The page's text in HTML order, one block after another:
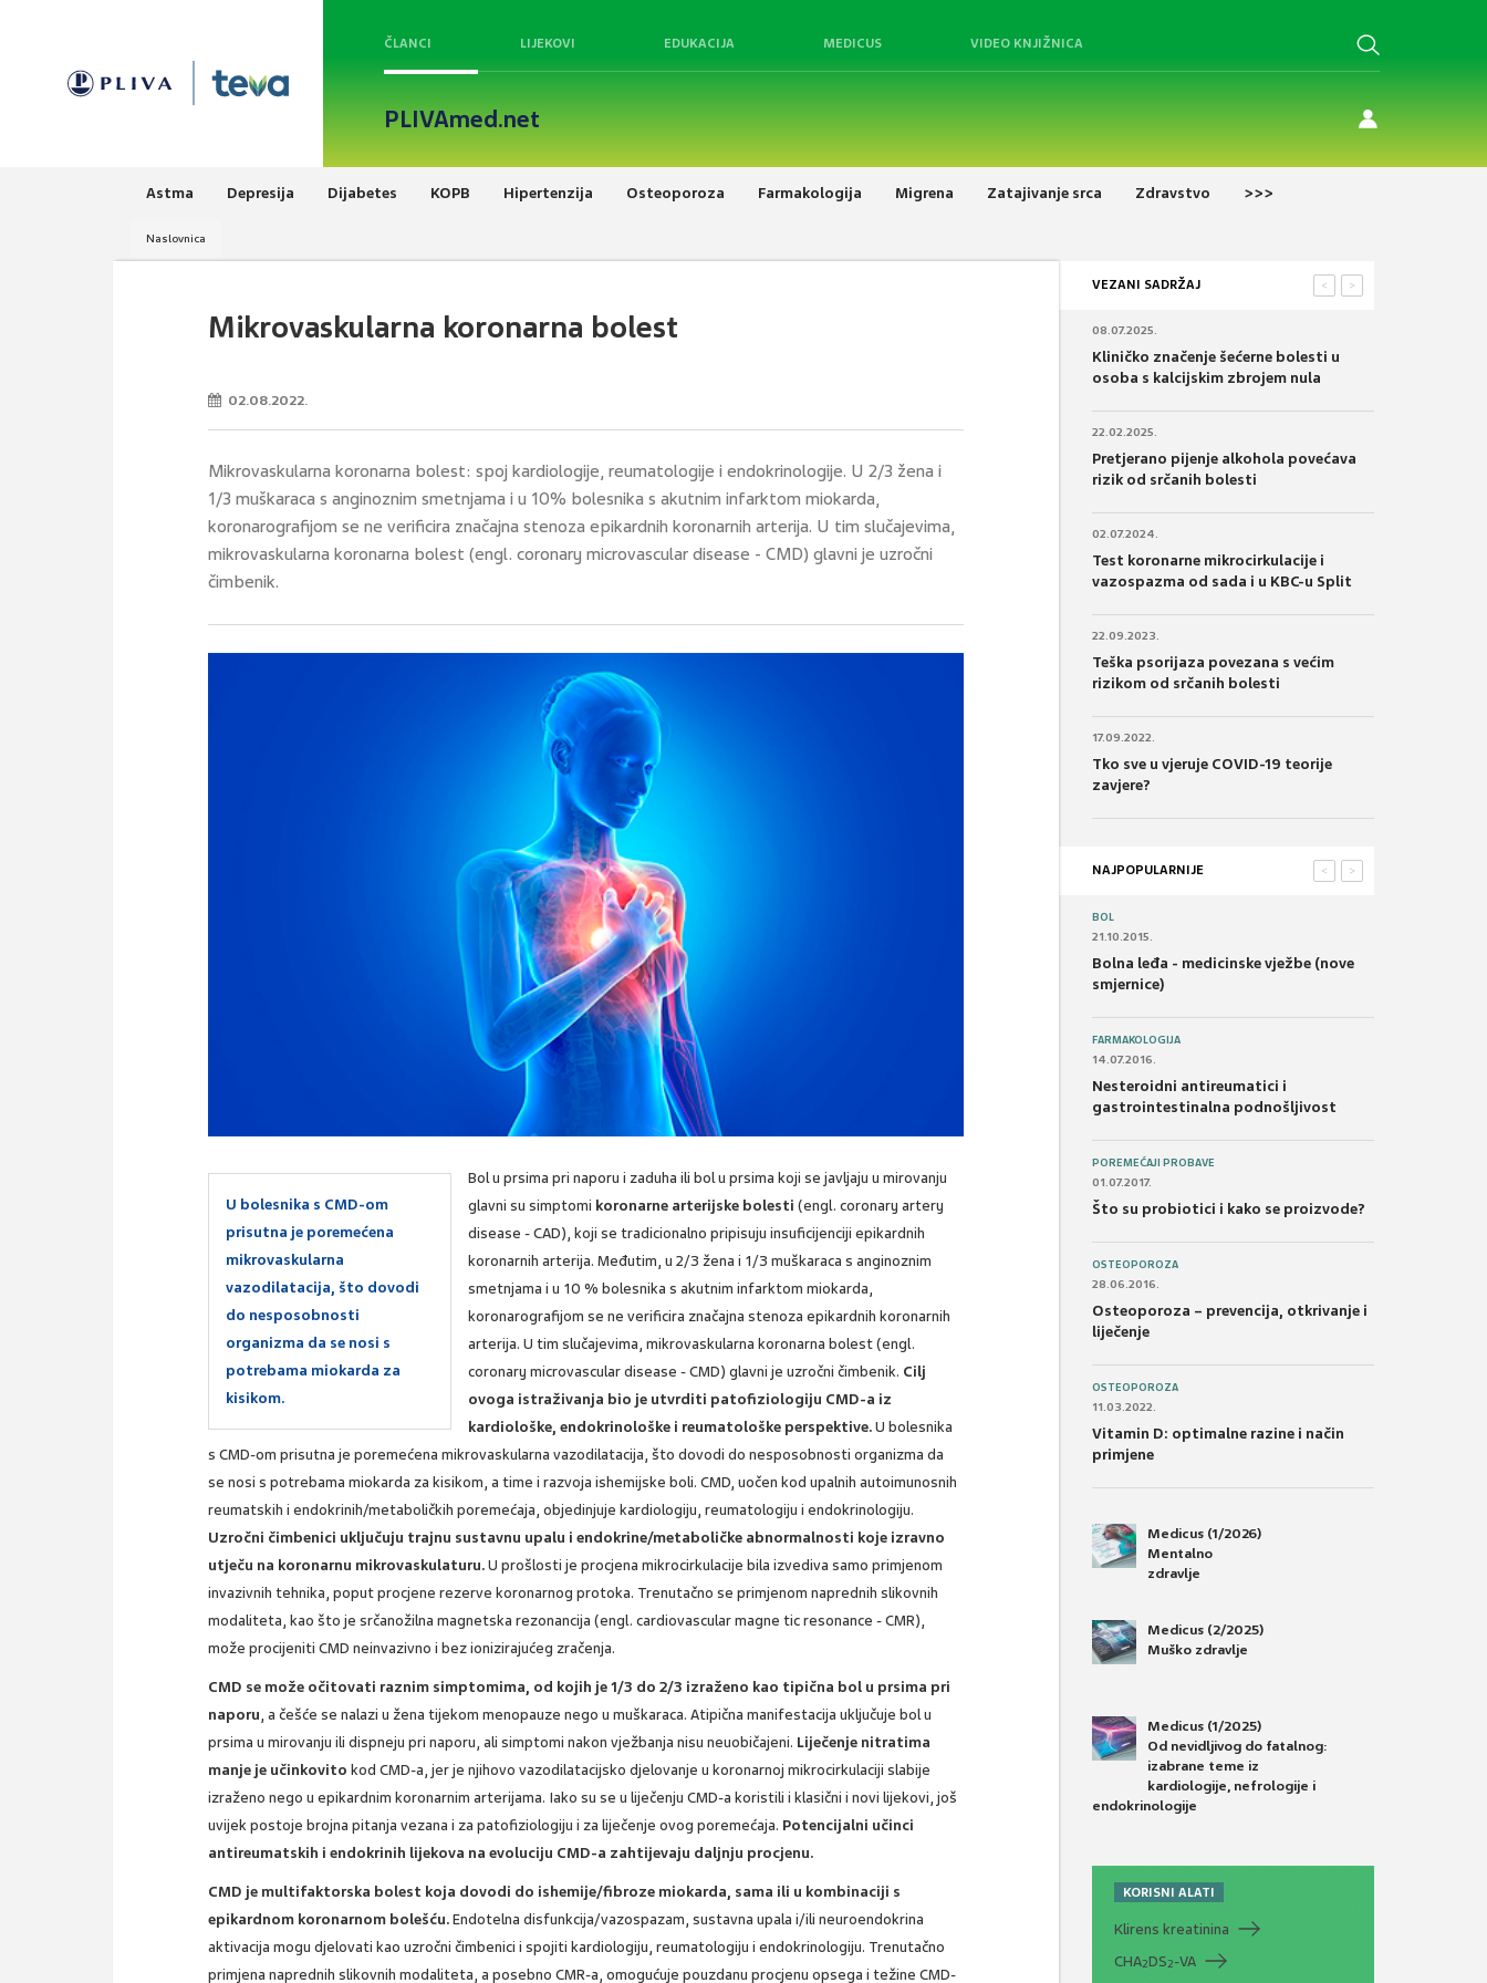
ČLANCI LIJEKOVI EDUKACIJA MEDICUS VIDEO KNJIŽNICA
PLIVAmed.net
Astma Depresija Dijabetes KOPB Hipertenzija Osteoporoza Farmakologija Migrena Zatajivanje srca Zdravstvo >>>
Naslovnica
Mikrovaskularna koronarna bolest
02.08.2022.
Mikrovaskularna koronarna bolest: spoj kardiologije, reumatologije i endokrinologije. U 2/3 žena i
1/3 muškaraca s anginoznim smetnjama i u 10% bolesnika s akutnim infarktom miokarda,
koronarografijom se ne verificira značajna stenoza epikardnih koronarnih arterija. U tim slučajevima,
mikrovaskularna koronarna bolest (engl. coronary microvascular disease - CMD) glavni je uzročni
čimbenik.
U bolesnika s CMD-om
prisutna je poremećena
mikrovaskularna
vazodilatacija, što dovodi
do nesposobnosti
organizma da se nosi s
potrebama miokarda za
kisikom.
Bol u prsima pri naporu i zaduha ili bol u prsima koji se javljaju u mirovanju
glavni su simptomi koronarne arterijske bolesti (engl. coronary artery
disease - CAD), koji se tradicionalno pripisuju insuficijenciji epikardnih
koronarnih arterija. Međutim, u 2/3 žena i 1/3 muškaraca s anginoznim
smetnjama i u 10 % bolesnika s akutnim infarktom miokarda,
koronarografijom se ne verificira značajna stenoza epikardnih koronarnih
arterija. U tim slučajevima, mikrovaskularna koronarna bolest (engl.
coronary microvascular disease - CMD) glavni je uzročni čimbenik. Cilj
ovoga istraživanja bio je utvrditi patofiziologiju CMD-a iz
kardiološke, endokrinološke i reumatološke perspektive.U bolesnika
s CMD-om prisutna je poremećena mikrovaskularna vazodilatacija, što dovodi do nesposobnosti organizma da
se nosi s potrebama miokarda za kisikom, a time i razvoja ishemijske boli. CMD, uočen kod upalnih autoimunosnih
reumatskih i endokrinih/metaboličkih poremećaja, objedinjuje kardiologiju, reumatologiju i endokrinologiju.
Uzročni čimbenici uključuju trajnu sustavnu upalu i endokrine/metaboličke abnormalnosti koje izravno
utječu na koronarnu mikrovaskulaturu.U prošlosti je procjena mikrocirkulacije bila izvediva samo primjenom
invazivnih tehnika, poput procjene rezerve koronarnog protoka. Trenutačno se primjenom naprednih slikovnih
modaliteta, kao što je srčanožilna magnetska rezonancija (engl. cardiovascular magne tic resonance - CMR),
može procijeniti CMD neinvazivno i bez ionizirajućeg zračenja.
CMD se može očitovati raznim simptomima, od kojih je 1/3 do 2/3 izraženo kao tipična bol u prsima pri
naporu, a češće se nalazi u žena tijekom menopauze nego u muškaraca. Atipična manifestacija uključuje bol u
prsima u mirovanju ili dispneju pri naporu, ali simptomi nakon vježbanja nisu neuobičajeni. Liječenje nitratima
manje je učinkovito kod CMD-a, jer je njihovo vazodilatacijsko djelovanje u koronarnoj mikrocirkulaciji slabije
izraženo nego u epikardnim koronarnim arterijama. Iako su se u liječenju CMD-a koristili i klasični i novi lijekovi, još
uvijek postoje brojna pitanja vezana i za patofiziologiju i za liječenje ovog poremećaja. Potencijalni učinci
antireumatskih i endokrinih lijekova na evoluciju CMD-a zahtijevaju daljnju procjenu.
CMD je multifaktorska bolest koja dovodi do ishemije/fibroze miokarda, sama ili u kombinaciji s
epikardnom koronarnom bolešću.Endotelna disfunkcija/vazospazam, sustavna upala i/ili neuroendokrina
aktivacija mogu djelovati kao uzročni čimbenici i spojiti kardiologiju, reumatologiju i endokrinologiju. Trenutačno
primjena naprednih slikovnih modaliteta, a posebno CMR-a, omogućuje pouzdanu procjenu opsega i težine CMD-
VEZANI SADRŽAJ >
<
08.07.2025.
Kliničko značenje šećerne bolesti u
osoba s kalcijskim zbrojem nula
22.02.2025.
Pretjerano pijenje alkohola povećava
rizik od srčanih bolesti
02.07.2024.
Test koronarne mikrocirkulacije i
vazospazma od sada i u KBC-u Split
22.09.2023.
Teška psorijaza povezana s većim
rizikom od srčanih bolesti
17.09.2022.
Tko sve u vjeruje COVID-19 teorije
zavjere?
NAJPOPULARNIJE >
<
BOL
21.10.2015.
Bolna leđa - medicinske vježbe (nove
smjernice)
FARMAKOLOGIJA
14.07.2016.
Nesteroidni antireumatici i
gastrointestinalna podnošljivost
POREMEĆAJI PROBAVE
01.07.2017.
Što su probiotici i kako se proizvode?
OSTEOPOROZA
28.06.2016.
Osteoporoza – prevencija, otkrivanje i
liječenje
OSTEOPOROZA
11.03.2022.
Vitamin D: optimalne razine i način
primjene
Medicus (1/2026)
Mentalno
zdravlje
Medicus (2/2025)
Muško zdravlje
Medicus (1/2025)
Od nevidljivog do fatalnog:
izabrane teme iz
kardiologije, nefrologije i
endokrinologije
KORISNI ALATI
Klirens kreatinina
CHA2DS2-VA